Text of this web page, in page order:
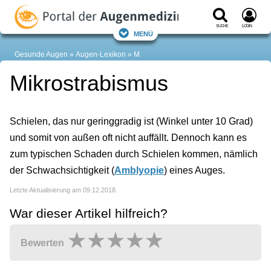
Suche Login
Menü
Gesunde Augen Augen-Lexikon M
Mikrostrabismus
Schielen, das nur geringgradig ist (Winkel unter 10 Grad)
und somit von außen oft nicht auffällt. Dennoch kann es
zum typischen Schaden durch Schielen kommen, nämlich
der Schwachsichtigkeit (Amblyopie) eines Auges.
Letzte Aktualisierung am 09.12.2018.
War dieser Artikel hilfreich?
Bewerten